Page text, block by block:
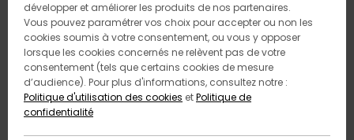
développer et améliorer les produits de nos partenaires.
Vous pouvez paramétrer vos choix pour accepter ou non les
cookies soumis à votre consentement, ou vous y opposer
lorsque les cookies concernés ne relèvent pas de votre
consentement (tels que certains cookies de mesure
d’audience). Pour plus d'informations, consultez notre :
Politique d'utilisation des cookies etPolitique de
confidentialité